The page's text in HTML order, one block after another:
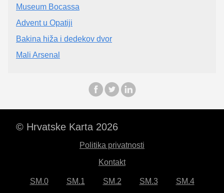
Museum Bocassa
Advent u Opatiji
Bakina hiža i dedekov dvor
Mali Arsenal
© Hrvatske Karta 2026
Politika privatnosti
Kontakt
SM.0 SM.1 SM.2 SM.3
SM.4